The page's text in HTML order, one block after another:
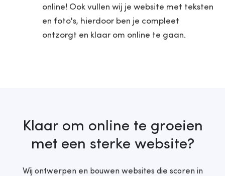
online! Ook vullen wij je website met teksten
en foto's, hierdoor ben je compleet
ontzorgt en klaar om online te gaan.
Klaar om online te groeien
met een sterke website?
Wij ontwerpen en bouwen websites die scoren in